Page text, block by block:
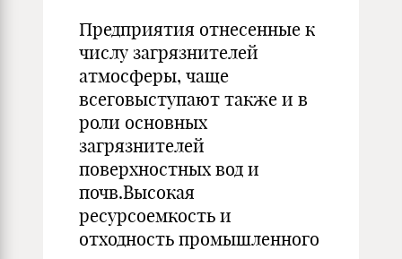
Предприятия отнесенные к
числу загрязнителей
атмосферы, чаще
всеговыступают также и в
роли основных
загрязнителей
поверхностных вод и
почв.Высокая
ресурсоемкость и
отходность промышленного